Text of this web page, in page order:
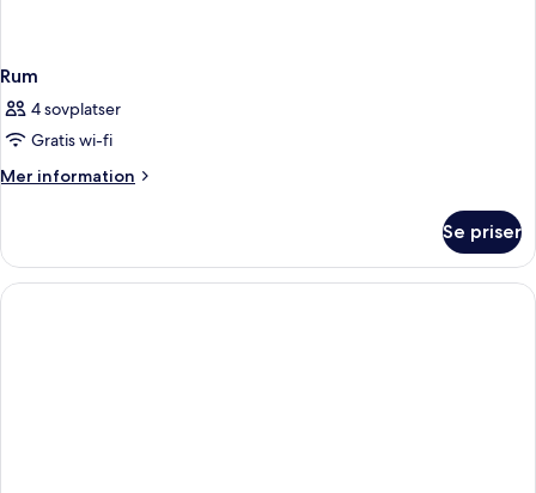
Rum
4 sovplatser
Gratis wi-fi
Mer information
Mer
Se priser